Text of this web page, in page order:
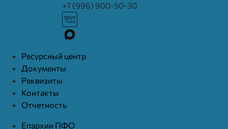
+7 (996) 900-50-30
Ресурcный центр
Документы
Реквизиты
Контакты
Отчетность
Епархии ПФО